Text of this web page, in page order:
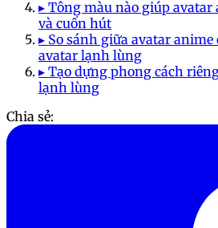
▸ Tông màu nào giúp
và cuốn hút
▸ So sánh giữa avatar anime
avatar lạnh lùng
▸ Tạo dựng phong cách
lạnh lùng
Chia sẻ: